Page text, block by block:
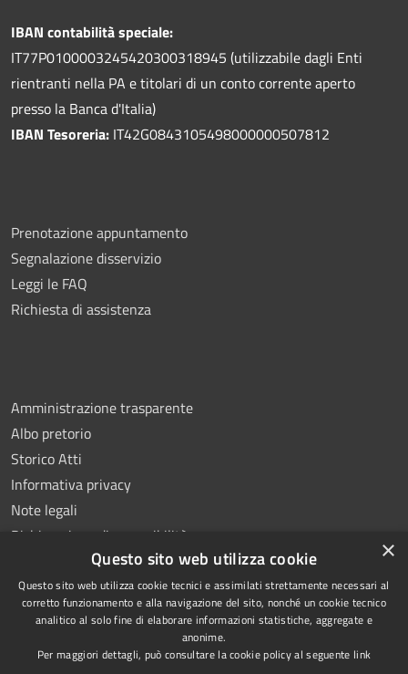
IBAN contabilità speciale:
IT77P0100003245420300318945 (utilizzabile dagli Enti
rientranti nella PA e titolari di un conto corrente aperto
presso la Banca d'Italia)
IBAN Tesoreria: IT42G0843105498000000507812
Prenotazione appuntamento
Segnalazione disservizio
Leggi le FAQ
Richiesta di assistenza
Amministrazione trasparente
Albo pretorio
Storico Atti
Informativa privacy
Note legali
Dichiarazione di accessibilità
RSS
Accessibilità
Copyright © 2026 • Comune di
Montoro • Powered by
×
Questo sito web utilizza cookie
Questo sito web utilizza cookie tecnici e assimilati strettamente necessari al
corretto funzionamento e alla navigazione del sito, nonché un cookie tecnico
analitico al solo fine di elaborare informazioni statistiche, aggregate e
anonime.
Per maggiori dettagli, può consultare la cookie policy al seguente link